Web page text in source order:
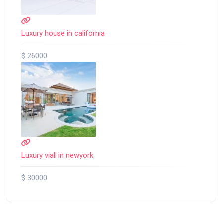
Luxury house in california
$ 26000
Luxury viall in newyork
$ 30000